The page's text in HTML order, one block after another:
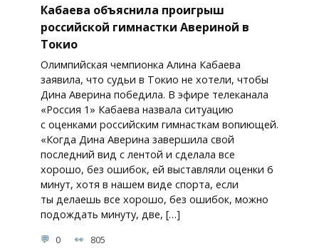
Кабаева объяснила проигрыш
российской гимнастки Авериной в
Токио
Олимпийская чемпионка Алина Кабаева
заявила, что судьи в Токио не хотели, чтобы
Дина Аверина победила. В эфире телеканала
«Россия 1» Кабаева назвала ситуацию
с оценками российским гимнасткам вопиющей.
«Когда Дина Аверина завершила свой
последний вид с лентой и сделала все
хорошо, без ошибок, ей выставляли оценки 6
минут, хотя в нашем виде спорта, если
ты делаешь все хорошо, без ошибок, можно
подождать минуту, две, […]
0 805